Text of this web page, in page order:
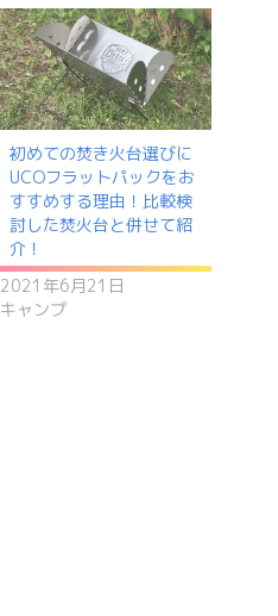
初めての焚き火台選びに
UCOフラットパックをお
すすめする理由！比較検
討した焚火台と併せて紹
介！
2021年6月21日
キャンプ